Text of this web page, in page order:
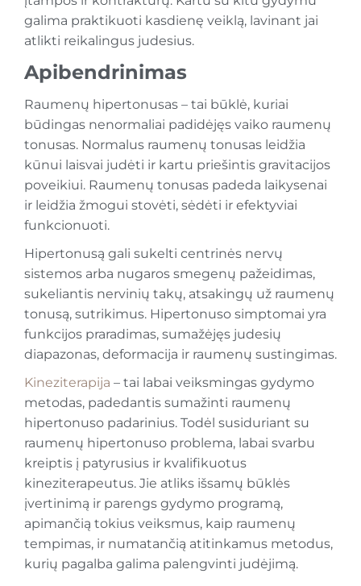
galima praktikuoti kasdienę veiklą, lavinant jai
atlikti reikalingus judesius.
Apibendrinimas
Raumenų hipertonusas – tai būklė, kuriai
būdingas nenormaliai padidėjęs vaiko raumenų
tonusas. Normalus raumenų tonusas leidžia
kūnui laisvai judėti ir kartu priešintis gravitacijos
poveikiui. Raumenų tonusas padeda laikysenai
ir leidžia žmogui stovėti, sėdėti ir efektyviai
funkcionuoti.
Hipertonusą gali sukelti centrinės nervų
sistemos arba nugaros smegenų pažeidimas,
sukeliantis nervinių takų, atsakingų už raumenų
tonusą, sutrikimus. Hipertonuso simptomai yra
funkcijos praradimas, sumažėjęs judesių
diapazonas, deformacija ir raumenų sustingimas.
Kineziterapija – tai labai veiksmingas gydymo
metodas, padedantis sumažinti raumenų
hipertonuso padarinius. Todėl susiduriant su
raumenų hipertonuso problema, labai svarbu
kreiptis į patyrusius ir kvalifikuotus
kineziterapeutus. Jie atliks išsamų būklės
įvertinimą ir parengs gydymo programą,
apimančią tokius veiksmus, kaip raumenų
tempimas, ir numatančią atitinkamus metodus,
kurių pagalba galima palengvinti judėjimą.